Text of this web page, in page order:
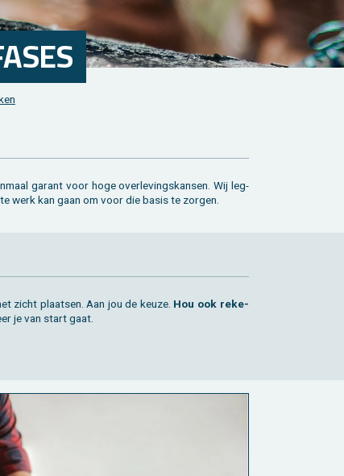
werk kan gaan om voor die basis te zor­gen.
zicht plaat­sen. Aan jou de keuze. Hou ook re­ke­
je van start gaat.